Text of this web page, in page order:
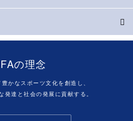
の理念
かなスポーツ文化を創造し、
発達と社会の発展に貢献する。